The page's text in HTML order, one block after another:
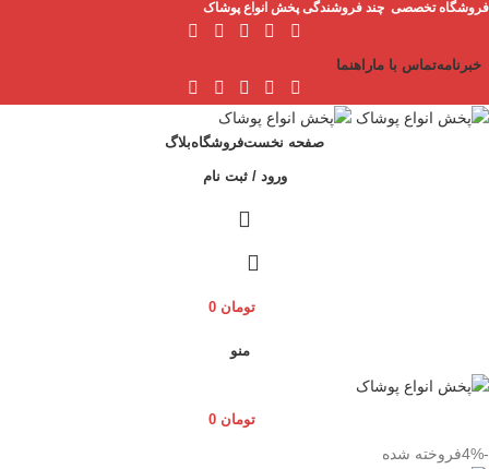
فروشگاه تخصصی چند فروشندگی پخش انواع پوشاک
خبرنامهتماس با ماراهنما
صفحه نخستفروشگاهبلاگ
ورود / ثبت نام
تومان
منو
تومان
-4% فروخته شده